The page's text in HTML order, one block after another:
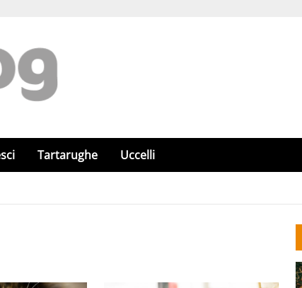
Tartarughe Uccelli